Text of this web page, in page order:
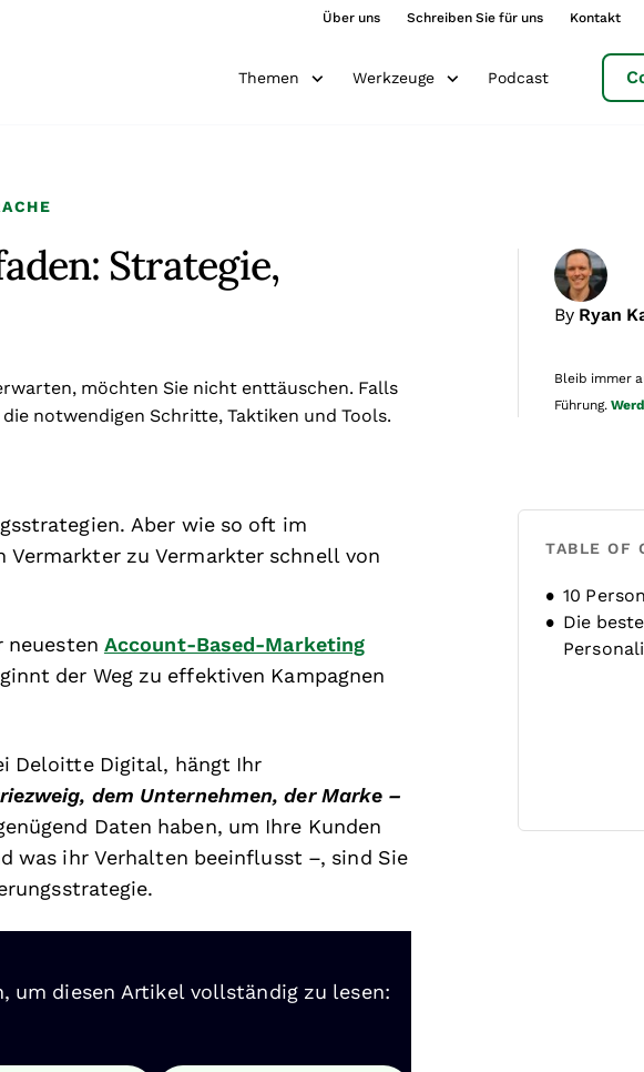
Über uns Schreiben Sie für uns Kontakt
Themen Werkzeuge Podcast
Strategie,
By Ryan
Bleib immer
Führung.
möchten Sie nicht enttäuschen. Falls
notwendigen Schritte, Taktiken und Tools.
Aber wie so oft im
Vermarkter zu Vermarkter schnell von
neuesten Account-Based-Marketing
der Weg zu effektiven Kampagnen
Deloitte Digital, hängt Ihr
dem Unternehmen, der Marke –
Daten haben, um Ihre Kunden
was ihr Verhalten beeinflusst –, sind Sie
um diesen Artikel vollständig zu lesen:
TABLE OF
10
Die